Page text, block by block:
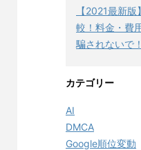
【2021最新
較！料金・費
騙されないで
カテゴリー
AI
DMCA
Google順位変動